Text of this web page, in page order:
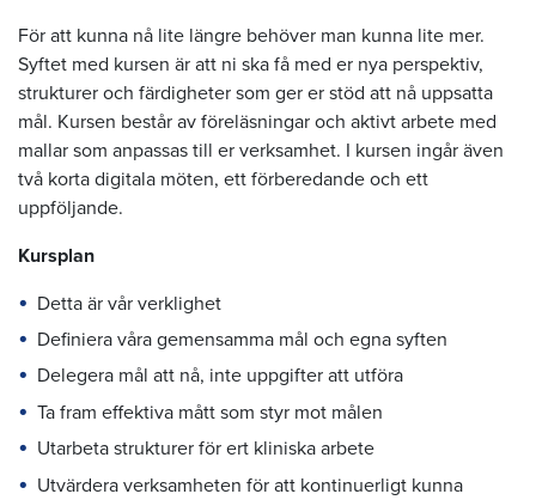
För att kunna nå lite längre behöver man kunna lite mer.
Syftet med kursen är att ni ska få med er nya perspektiv,
strukturer och färdigheter som ger er stöd att nå uppsatta
mål. Kursen består av föreläsningar och aktivt arbete med
mallar som anpassas till er verksamhet. I kursen ingår även
två korta digitala möten, ett förberedande och ett
uppföljande.
Kursplan
Detta är vår verklighet
Definiera våra gemensamma mål och egna syften
Delegera mål att nå, inte uppgifter att utföra
Ta fram effektiva mått som styr mot målen
Utarbeta strukturer för ert kliniska arbete
Utvärdera verksamheten för att kontinuerligt kunna